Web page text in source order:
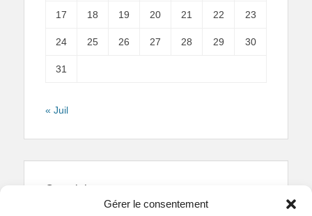
Gérer le consentement
17 18 19 20 21 22 23
24 25 26 27 28 29 30
31
« Juil
Copyright
Reproduction interdite.Textes et photographies